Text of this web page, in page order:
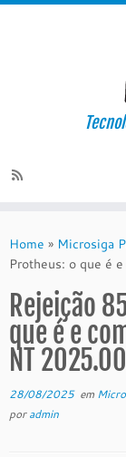
content
Home » Microsiga
Protheus: o que é
Rejeição
que é e
NT
28/08/2025em
poradmin